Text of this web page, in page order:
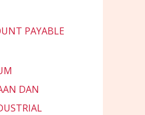
PAYABLE
DAN